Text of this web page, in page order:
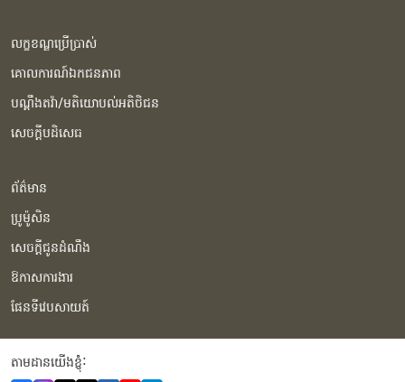
លក្ខខណ្ឌប្រើប្រាស់
គោលការណ៍ឯកជនភាព
បណ្ដឹងតវ៉ា/មតិយោបល់អតិថិជន
សេចក្ដីបដិសេធ
ព័ត៌មាន
ប្រូម៉ូសិន
សេចក្ដីជូនដំណឹង
ឱកាសការងារ
ផែនទីវេបសាយត៍
តាមដានយើងខ្ញុំំ: